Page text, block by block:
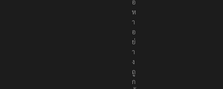
อ
ห
า
อ
ย่
า
ง
ถู
ก